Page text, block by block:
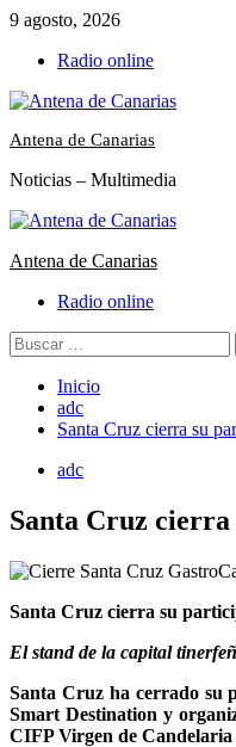
Saltar
contenido
9 agosto, 2026
Radio online
Antena de Canarias
Noticias – Multimedia
Menú
Antena de Canarias
Radio online
Buscar:
Inicio
adc
Santa Cruz cierra su
adc
Santa Cruz cierra
Santa Cruz cierra su
El stand de la capital
Santa Cruz ha cerrado su
Smart Destination y
CIFP Virgen de Candelaria